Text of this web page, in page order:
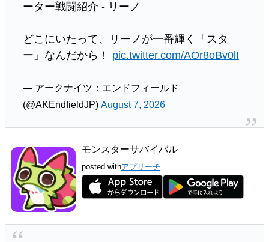
ーター戦闘紹介 - リーノ
どこにいたって、リーノが一番輝く「スタ
ー」なんだから！ pic.twitter.com/AOr8oBv0lI
— アークナイツ：エンドフィールド
(@AKEndfieldJP) August 7, 2026
モンスターサバイバル
posted withアプリーチ